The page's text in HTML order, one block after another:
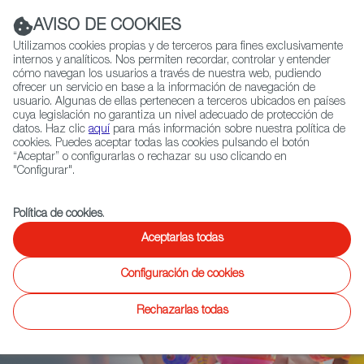
Navigation link
|
QUIÉNES SOMOS RED EXTERIOR
Selecciona
idioma
Ficción
BAOVERSE
Adéntrate en el Baoverse, un universo narrativo
multiplataforma donde ser fuerte es adorable y ser
vulnerable es genial. En un mundo hostil tras la
AVISO DE COOKIES
Utilizamos cookies propias y de terceros para fines exclusivamente
internos y analíticos. Nos permiten recordar, controlar y entender
cómo navegan los usuarios a través de nuestra web, pudiendo
ofrecer un servicio en base a la información de navegación de
usuario. Algunas de ellas pertenecen a terceros ubicados en países
cuya legislación no garantiza un nivel adecuado de protección de
datos. Haz clic aquí para más información sobre nuestra política de
cookies. Puedes aceptar todas las cookies pulsando el botón
“Aceptar” o configurarlas o rechazar su uso clicando en
"Configurar".
Política de cookies.
Aceptarlas todas
Configuración de cookies
Rechazarlas todas